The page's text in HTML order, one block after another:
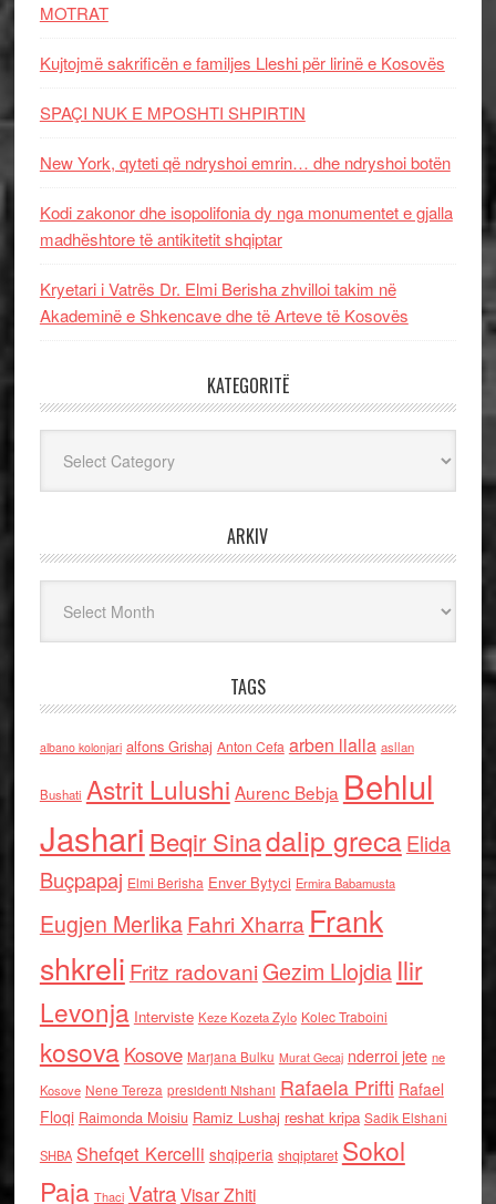
MOTRAT
Kujtojmë sakrificën e familjes Lleshi për lirinë e Kosovës
SPAÇI NUK E MPOSHTI SHPIRTIN
New York, qyteti që ndryshoi emrin… dhe ndryshoi botën
Kodi zakonor dhe isopolifonia dy nga monumentet e gjalla
madhështore të antikitetit shqiptar
Kryetari i Vatrës Dr. Elmi Berisha zhvilloi takim në
Akademinë e Shkencave dhe të Arteve të Kosovës
KATEGORITË
ARKIV
TAGS
albano kolonjari alfons Grishaj Anton Cefa arben llalla asllan
Bushati Astrit Lulushi Aurenc Bebja Behlul
Jashari Beqir Sinadalip grecaElida
Buçpapaj Elmi Berisha Enver Bytyci Ermira Babamusta
Eugjen MerlikaFahri Xharra Frank
shkreli Fritz radovaniGezim Llojdia Ilir
Levonja Interviste Keze Kozeta Zylo Kolec Traboini
kosova Kosove Marjana Bulku Murat Gecaj nderroi jete ne
Kosove Nene Tereza presidenti Nishani Rafaela Prifti Rafael
Floqi Raimonda Moisiu Ramiz Lushaj reshat kripa Sadik Elshani
SHBA Shefqet Kercelli shqiperia shqiptaret Sokol
Paja Thaci VatraVisar Zhiti